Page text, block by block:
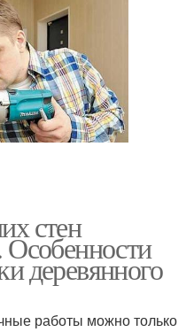
стен
Особенности
деревянного
работы можно только